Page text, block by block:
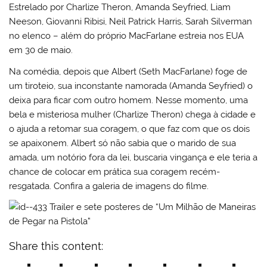
Estrelado por Charlize Theron, Amanda Seyfried, Liam
Neeson, Giovanni Ribisi, Neil Patrick Harris, Sarah Silverman
no elenco – além do próprio MacFarlane estreia nos EUA
em 30 de maio.
Na comédia, depois que Albert (Seth MacFarlane) foge de
um tiroteio, sua inconstante namorada (Amanda Seyfried) o
deixa para ficar com outro homem. Nesse momento, uma
bela e misteriosa mulher (Charlize Theron) chega à cidade e
o ajuda a retomar sua coragem, o que faz com que os dois
se apaixonem. Albert só não sabia que o marido de sua
amada, um notório fora da lei, buscaria vingança e ele teria a
chance de colocar em prática sua coragem recém-
resgatada. Confira a galeria de imagens do filme.
Share this content: